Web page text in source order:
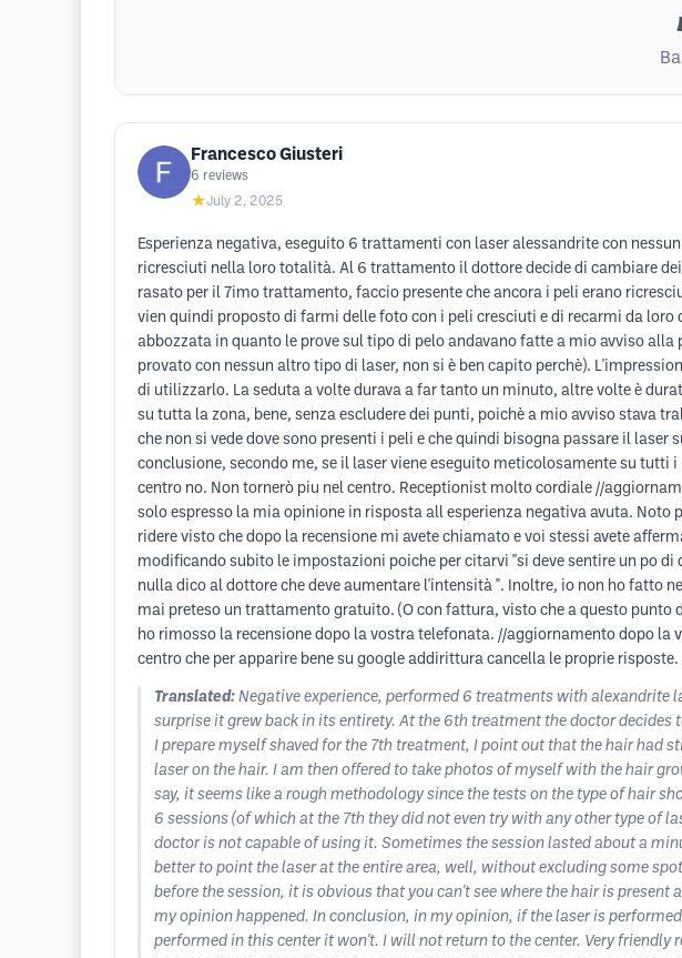
Francesco Giusteri
6 reviews
★July 2, 2025
Esperienza negativa, eseguito 6 trattamenti con laser alessandrite con
ricresciuti nella loro totalità. Al 6 trattamento il dottore decide di cambiare
rasato per il 7imo trattamento, faccio presente che ancora i peli erano
vien quindi proposto di farmi delle foto con i peli cresciuti e di recarmi da
abbozzata in quanto le prove sul tipo di pelo andavano fatte a mio avviso
provato con nessun altro tipo di laser, non si è ben capito perchè).
di utilizzarlo. La seduta a volte durava a far tanto un minuto, altre volte è
su tutta la zona, bene, senza escludere dei punti, poichè a mio avviso stava
che non si vede dove sono presenti i peli e che quindi bisogna passare il
conclusione, secondo me, se il laser viene eseguito meticolosamente su
centro no. Non tornerò piu nel centro. Receptionist molto cordiale //
solo espresso la mia opinione in risposta all esperienza negativa avuta.
ridere visto che dopo la recensione mi avete chiamato e voi stessi avete
modificando subito le impostazioni poiche per citarvi "si deve sentire un po
nulla dico al dottore che deve aumentare l'intensità ". Inoltre, io non ho fatto
mai preteso un trattamento gratuito. (O con fattura, visto che a questo punto
ho rimosso la recensione dopo la vostra telefonata. //aggiornamento dopo
centro che per apparire bene su google addirittura cancella le proprie
Translated: Negative experience, performed 6 treatments with alexandrite
surprise it grew back in its entirety. At the 6th treatment the doctor
I prepare myself shaved for the 7th treatment, I point out that the hair had
laser on the hair. I am then offered to take photos of myself with the hair
say, it seems like a rough methodology since the tests on the type of hair
6 sessions (of which at the 7th they did not even try with any other type of
doctor is not capable of using it. Sometimes the session lasted about a
better to point the laser at the entire area, well, without excluding some
before the session, it is obvious that you can't see where the hair is
my opinion happened. In conclusion, in my opinion, if the laser is
performed in this center it won't. I will not return to the center. Very